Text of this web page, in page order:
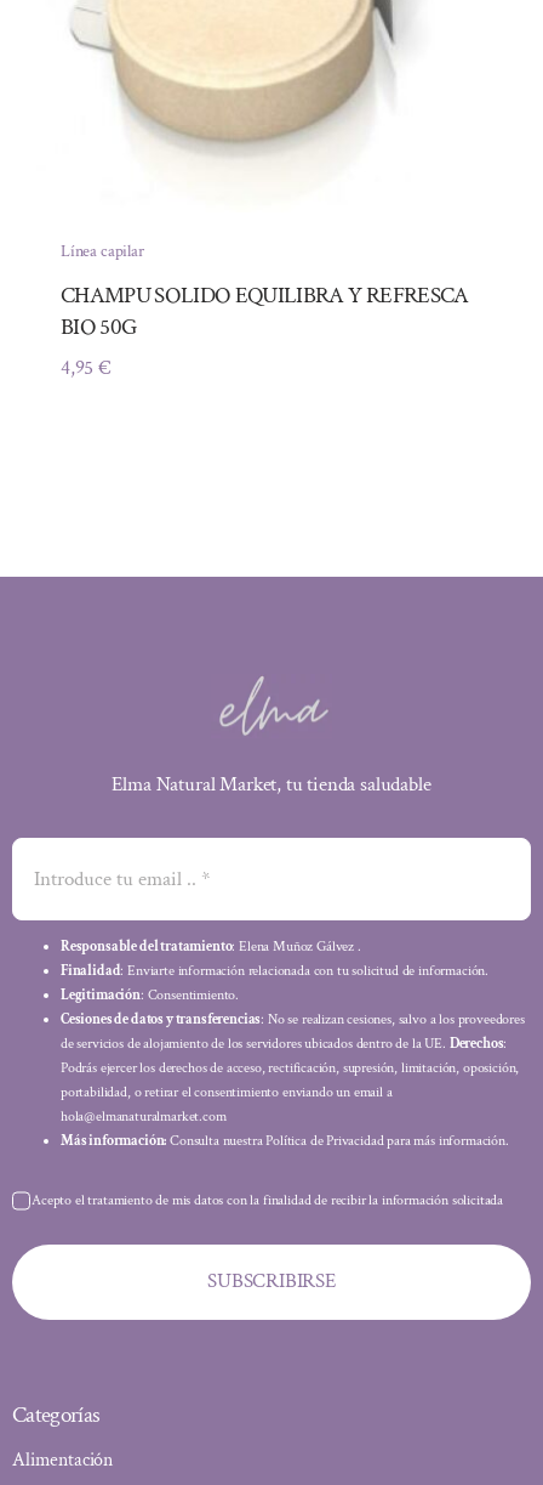
Línea capilar
CHAMPU SOLIDO EQUILIBRA Y REFRESCA
BIO 50G
4,95€
Elma Natural Market, tu tienda saludable
Responsable del tratamiento: Elena Muñoz Gálvez .
Finalidad: Enviarte información relacionada con tu solicitud de información.
Legitimación: Consentimiento.
Cesiones de datos y transferencias: No se realizan cesiones, salvo a los proveedores
de servicios de alojamiento de los servidores ubicados dentro de la UE. Derechos:
Podrás ejercer los derechos de acceso, rectificación, supresión, limitación, oposición,
portabilidad, o retirar el consentimiento enviando un email a
hola@elmanaturalmarket.com
Más información: Consulta nuestra Política de Privacidad para más información.
Acepto el tratamiento de mis datos con la finalidad de recibir la información solicitada
SUBSCRIBIRSE
Categorías
Alimentación